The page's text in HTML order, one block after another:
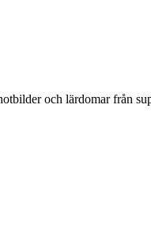
och lärdomar från